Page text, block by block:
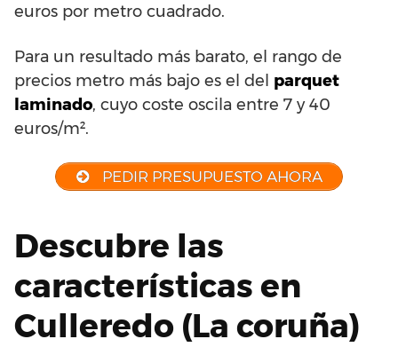
euros por metro cuadrado.
Para un resultado más barato, el rango de
precios metro más bajo es el del parquet
laminado, cuyo coste oscila entre 7 y 40
euros/m².
PEDIR PRESUPUESTO AHORA
Descubre las
características en
Culleredo (La coruña)